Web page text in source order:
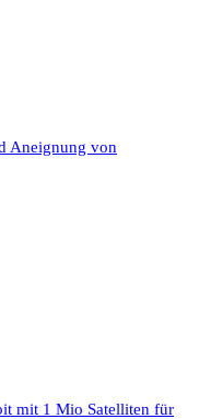
Aneignung von
mit 1 Mio Satelliten für